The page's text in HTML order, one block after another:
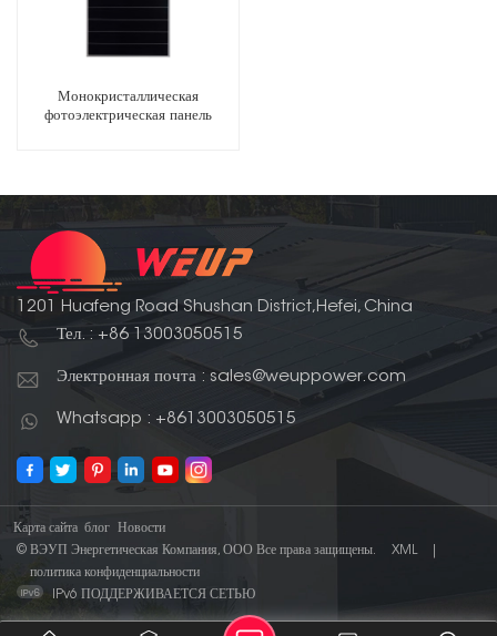
Монокристаллическая
фотоэлектрическая панель
1201 Huafeng Road Shushan District,Hefei, China
Тел. : +86 13003050515
Электронная почта : sales@weuppower.com
Whatsapp : +8613003050515
Карта сайта блог Новости
© ВЭУП Энергетическая Компания, ООО Все права защищены.
XML
политика конфиденциальности
IPv6 ПОДДЕРЖИВАЕТСЯ СЕТЬЮ